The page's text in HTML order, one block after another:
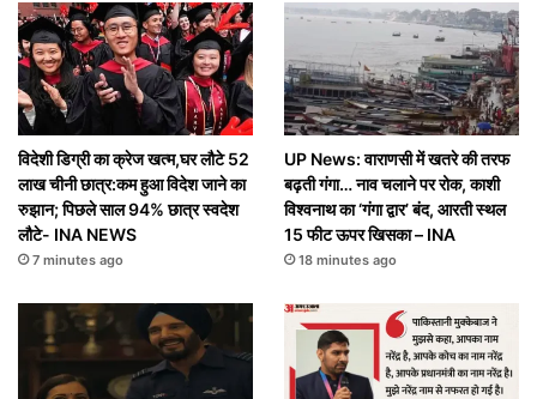
विदेशी डिग्री का क्रेज खत्म,घर लौटे 52
लाख चीनी छात्र:कम हुआ विदेश जाने का
रुझान; पिछले साल 94% छात्र स्वदेश
लौटे- INA NEWS
7 minutes ago
UP News: वाराणसी में खतरे की तरफ
बढ़ती गंगा… नाव चलाने पर रोक, काशी
विश्वनाथ का ‘गंगा द्वार’ बंद, आरती स्थल
15 फीट ऊपर खिसका – INA
18 minutes ago